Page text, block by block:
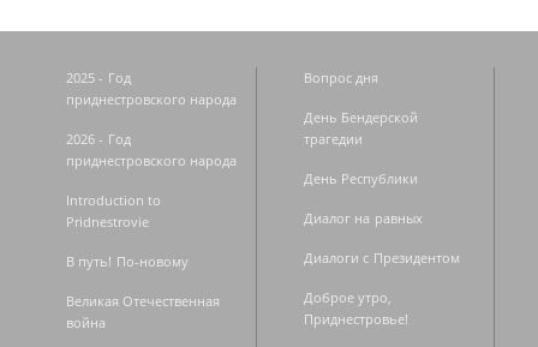
2025 - Год
приднестровского народа
2026 - Год
приднестровского народа
Introduction to
Pridnestrovie
В путь! По-новому
Великая Отечественная
война
Вопрос дня
День Бендерской
трагедии
День Республики
Диалог на равных
Диалоги с Президентом
Доброе утро,
Приднестровье!